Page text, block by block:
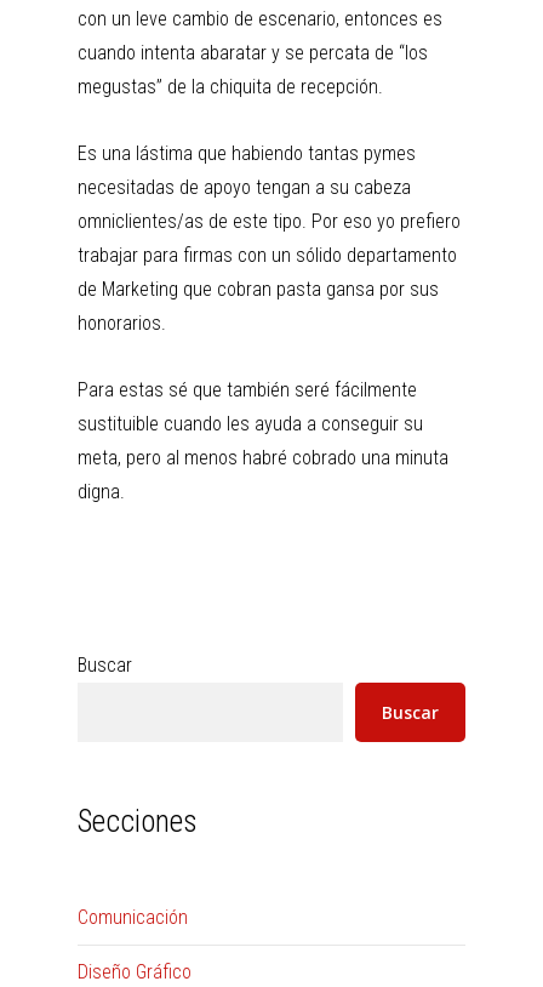
con un leve cambio de escenario, entonces es
cuando intenta abaratar y se percata de “los
megustas” de la chiquita de recepción.
Es una lástima que habiendo tantas pymes
necesitadas de apoyo tengan a su cabeza
omniclientes/as de este tipo. Por eso yo prefiero
trabajar para firmas con un sólido departamento
de Marketing que cobran pasta gansa por sus
honorarios.
Para estas sé que también seré fácilmente
sustituible cuando les ayuda a conseguir su
meta, pero al menos habré cobrado una minuta
digna.
Buscar
Buscar
Secciones
Comunicación
Diseño Gráfico